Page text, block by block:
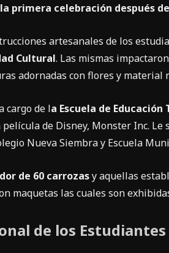
primera celebración después
artesanales de los
Cultural. Las mismas
adornadas con flores y material
cargo de la Escuela de Educación
de Disney, Monster Inc.
Nueva Siembra y Escuela
de 60 carrozasy aquellas
maquetas las cuales son
de los Estudiantes